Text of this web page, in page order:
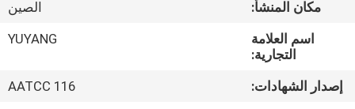
عرض
الواقع
الافتراضي
مكان المنشأ:
الصين
اسم العلامة
التجارية:
YUYANG
إصدار الشهادات:
AATCC 116